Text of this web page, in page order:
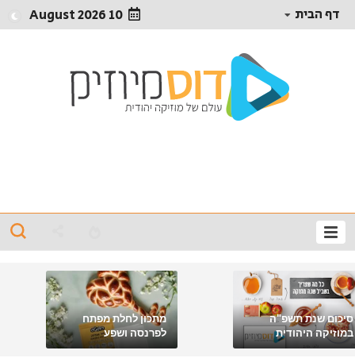
דף הבית 10 August 2026
סיכום שנת תשפ"ה
במוזיקה היהודית
מתכון לחלת מפתח
לפרנסה ושפע